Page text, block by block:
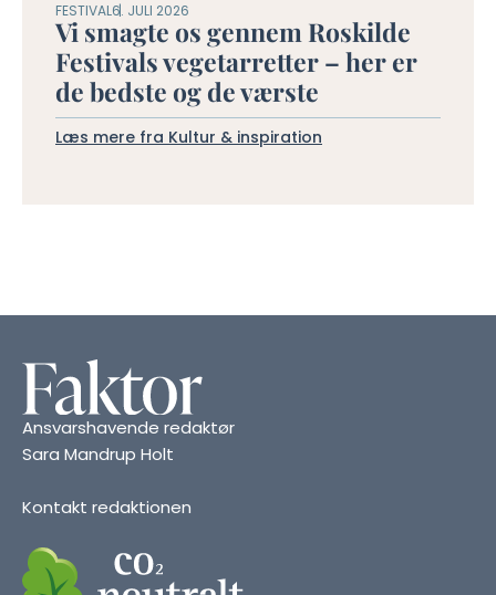
FESTIVAL6. JULI 2026
Vi smagte os gennem Roskilde
Festivals vegetarretter – her er
de bedste og de værste
Læs mere fra Kultur & inspiration
Ansvarshavende redaktør
Sara Mandrup Holt
Kontakt redaktionen